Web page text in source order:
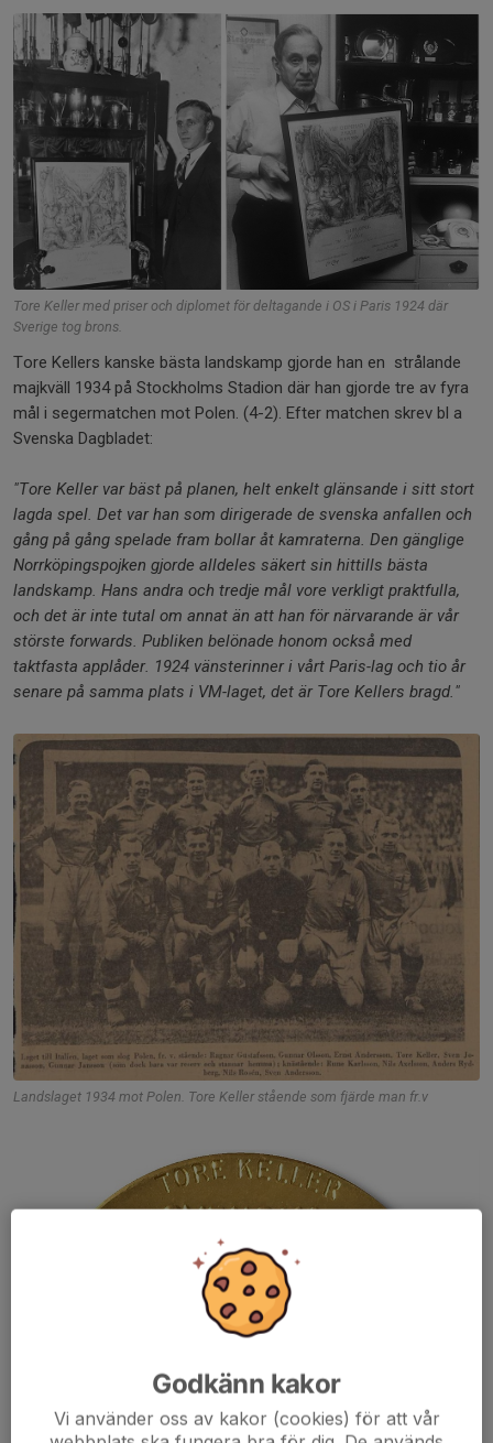
Tore Keller med priser och diplomet för deltagande i OS i Paris 1924 där
Sverige tog brons.
Tore Kellers kanske bästa landskamp gjorde han en strålande
majkväll 1934 på Stockholms Stadion där han gjorde tre av fyra
mål i segermatchen mot Polen. (4-2). Efter matchen skrev bl a
Svenska Dagbladet:
"Tore Keller var bäst på planen, helt enkelt glänsande i sitt stort
lagda spel. Det var han som dirigerade de svenska anfallen och
gång på gång spelade fram bollar åt kamraterna. Den gänglige
Norrköpingspojken gjorde alldeles säkert sin hittills bästa
landskamp. Hans andra och tredje mål vore verkligt praktfulla,
och det är inte tutal om annat än att han för närvarande är vår
störste forwards. Publiken belönade honom också med
taktfasta applåder. 1924 vänsterinner i vårt Paris-lag och tio år
senare på samma plats i VM-laget, det är Tore Kellers bragd."
Landslaget 1934 mot Polen. Tore Keller stående som fjärde man fr.v
Godkänn kakor
Vi använder oss av kakor (cookies) för att vår